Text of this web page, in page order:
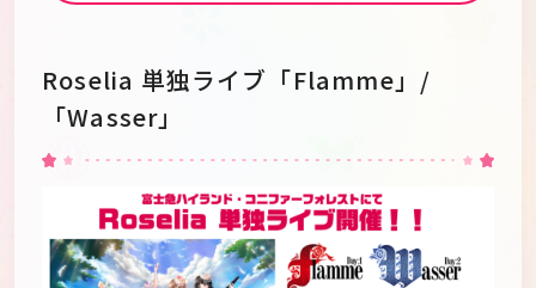
Roselia 単独ライブ「Flamme」/
「Wasser」